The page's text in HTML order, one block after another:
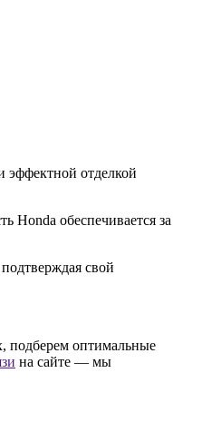
отделкой
Honda обеспечивается за
свой
подберем оптимальные
на сайте — мы